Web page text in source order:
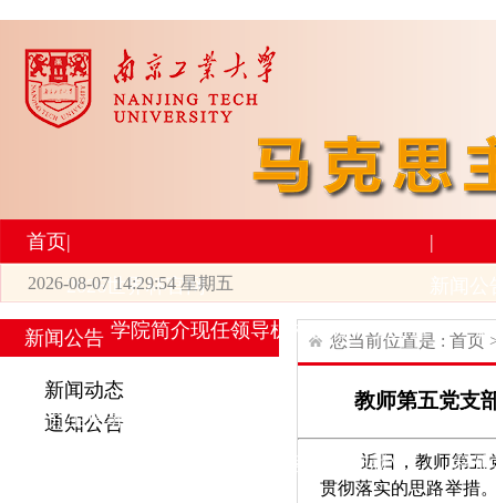
首页|
2026世界杯官网
学院简介现任领导机构设置师资力量
|
研究生培养
学生活动 招生与就业
科
2026-08-07 14:29:55 星期五
新闻公告
新闻动态
通知公告
您当前位置是 : 首页
教师第五党支
近日，教师第五
贯彻落实的思路举措